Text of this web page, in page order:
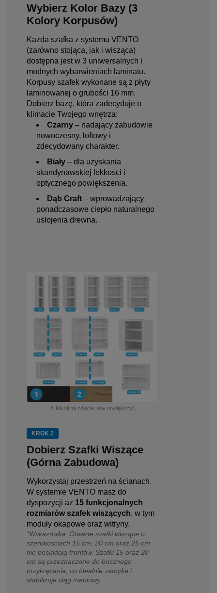
Wybierz Kolor Bazy (3
Kolory Korpusów)
Każda szafka z systemu VENTO
(zarówno stojąca, jak i wisząca)
dostępna jest w 3 uniwersalnych i
modnych wybarwieniach laminatu.
Korpusy szafek wykonane są z płyty
laminowanej o grubości 16 mm.
Dobierz bazę, która zadecyduje o
klimacie Twojego wnętrza:
Czarny – nadający zabudowie
nowoczesny, loftowy i
zdecydowany charakter.
Biały – dla uzyskania
skandynawskiej lekkości i
optycznego powiększenia.
Dąb Craft – wprowadzający
ponadczasowe ciepło naturalnego
usłojenia drewna.
🔬 Kliknij na zdjęcie, aby powiększyć
KROK 2
Dobierz Szafki Wiszące
(Górna Zabudowa)
Wykorzystaj przestrzeń na ścianach.
W systemie VENTO masz do
dyspozycji aż 15 funkcjonalnych
rozmiarów szafek wiszących, w tym
moduły okapowe oraz witryny.
*Wskazówka: Otwarte szafki wiszące o
szerokościach 15 cm, 20 cm oraz 25 cm
nie posiadają frontów. Szafki 15 oraz 20
cm są przeznaczone do bocznego
przykręcania, co idealnie zamyka i
stabilizuje ciąg meblowy.